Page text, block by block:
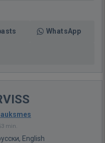
WhatsApp
min.
English